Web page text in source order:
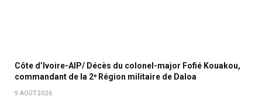
Côte d’Ivoire-AIP/ Décès du colonel-major Fofié Kouakou,
commandant de la 2ᵉ Région militaire de Daloa
9 AOÛT 2026